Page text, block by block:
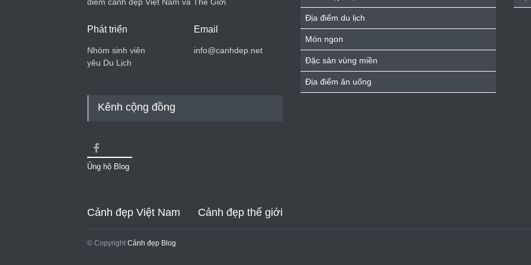
Phát triển
Nhóm sinh viên
yêu Du Lịch
Email
info@canhdep.net
Kênh cộng đồng
Ủng hộ Blog
Địa điểm du lịch
Món ngon
Đặc sản vùng miền
Địa điểm ăn uống
Cảnh đẹp Việt Nam Cảnh đẹp thế giới
© Copyright Cảnh đẹp Blog